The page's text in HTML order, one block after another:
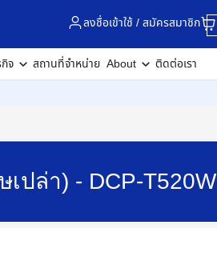
ลงชื่อเข้าใช้ / สมัครสมาชิก
จ สถานที่จำหน่าย About ติดต่อเรา
ปล่า) - DCP-T520W